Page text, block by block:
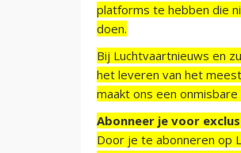
platforms te hebben die
doen.
Bij Luchtvaartnieuws en
het leveren van het
maakt ons een
Abonneer je voor
Door je te abonneren op